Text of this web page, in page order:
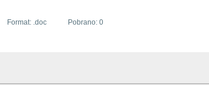
Format: .doc Pobrano: 0